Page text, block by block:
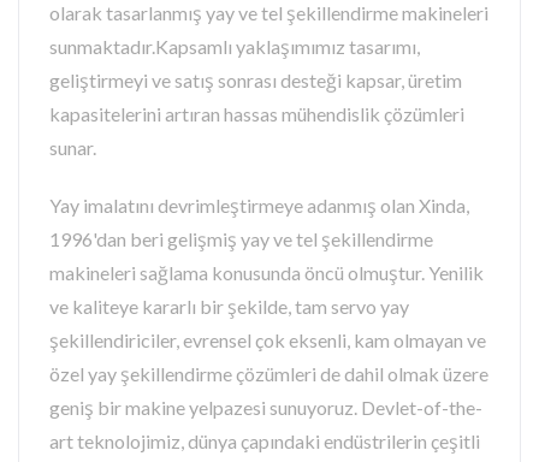
olarak tasarlanmış yay ve tel şekillendirme makineleri
sunmaktadır.Kapsamlı yaklaşımımız tasarımı,
geliştirmeyi ve satış sonrası desteği kapsar, üretim
kapasitelerini artıran hassas mühendislik çözümleri
sunar.
Yay imalatını devrimleştirmeye adanmış olan Xinda,
1996'dan beri gelişmiş yay ve tel şekillendirme
makineleri sağlama konusunda öncü olmuştur. Yenilik
ve kaliteye kararlı bir şekilde, tam servo yay
şekillendiriciler, evrensel çok eksenli, kam olmayan ve
özel yay şekillendirme çözümleri de dahil olmak üzere
geniş bir makine yelpazesi sunuyoruz. Devlet-of-the-
art teknolojimiz, dünya çapındaki endüstrilerin çeşitli